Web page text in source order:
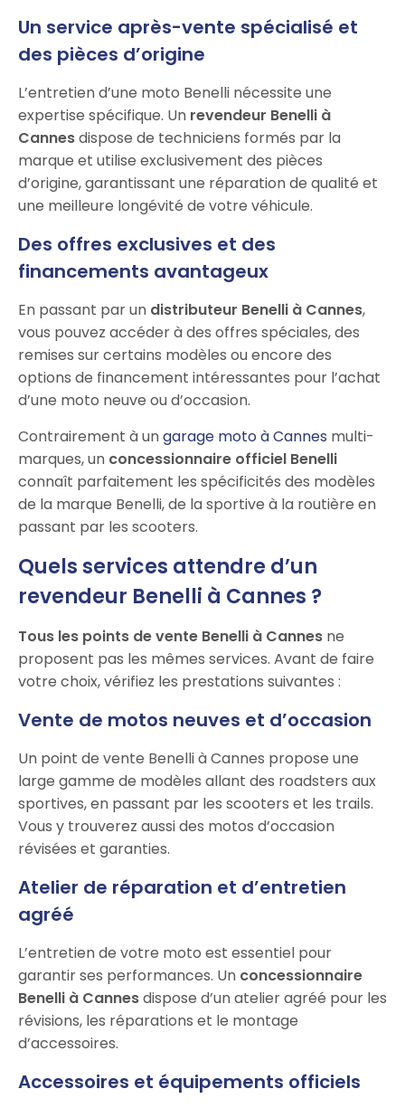
Un service après-vente spécialisé et
des pièces d’origine
L’entretien d’une moto Benelli nécessite une
expertise spécifique. Un revendeur Benelli à
Cannesdispose de techniciens formés par la
marque et utilise exclusivement des pièces
d’origine, garantissant une réparation de qualité et
une meilleure longévité de votre véhicule.
Des offres exclusives et des
financements avantageux
En passant par un distributeur Benelli à Cannes,
vous pouvez accéder à des offres spéciales, des
remises sur certains modèles ou encore des
options de financement intéressantes pour l’achat
d’une moto neuve ou d’occasion.
Contrairement à ungarage moto à Cannes multi-
marques, un concessionnaire officiel Benelli
connaît parfaitement les spécificités des modèles
de la marque Benelli, de la sportive à la routière en
passant par les scooters.
Quels services attendre d’un
revendeur Benelli à Cannes ?
Tous les points de vente Benelli à Cannes ne
proposent pas les mêmes services. Avant de faire
votre choix, vérifiez les prestations suivantes :
Vente de motos neuves et d’occasion
Un point de vente Benelli à Cannes propose une
large gamme de modèles allant des roadsters aux
sportives, en passant par les scooters et les trails.
Vous y trouverez aussi des motos d’occasion
révisées et garanties.
Atelier de réparation et d’entretien
agréé
L’entretien de votre moto est essentiel pour
garantir ses performances. Un concessionnaire
Benelli à Cannesdispose d’un atelier agréé pour les
révisions, les réparations et le montage
d’accessoires.
Accessoires et équipements officiels